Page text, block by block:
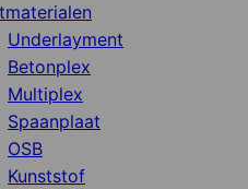
Underlayment
Betonplex
Multiplex
Spaanplaat
OSB
Kunststof